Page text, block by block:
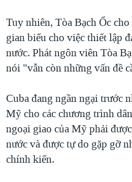
Tuy nhiên, Tòa Bạch Ốc
gian biểu cho việc thiết lập
nước. Phát ngôn viên Tòa
nói "vẫn còn những vấn đề
Cuba đang ngần ngại trước
Mỹ cho các chương trình
ngoại giao của Mỹ phải
nước và được tự do gặp gỡ
chính kiến.